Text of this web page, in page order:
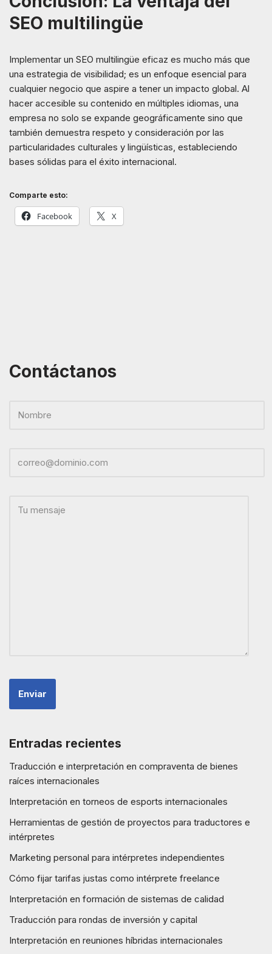
SEO multilingüe
Implementar un SEO multilingüe eficaz es mucho más que
una estrategia de visibilidad; es un enfoque esencial para
cualquier negocio que aspire a tener un impacto global. Al
hacer accesible su contenido en múltiples idiomas, una
empresa no solo se expande geográficamente sino que
también demuestra respeto y consideración por las
particularidades culturales y lingüísticas, estableciendo
bases sólidas para el éxito internacional.
Comparte esto:
Facebook X
Contáctanos
Entradas recientes
Traducción e interpretación en compraventa de bienes
raíces internacionales
Interpretación en torneos de esports internacionales
Herramientas de gestión de proyectos para traductores e
intérpretes
Marketing personal para intérpretes independientes
Cómo fijar tarifas justas como intérprete freelance
Interpretación en formación de sistemas de calidad
Traducción para rondas de inversión y capital
Interpretación en reuniones híbridas internacionales